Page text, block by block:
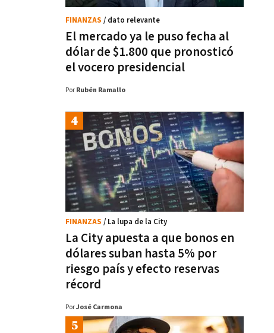
El mercado ya le puso fecha al
dólar de $1.800 que pronosticó
el vocero presidencial
FINANZAS / dato relevante
Por Rubén Ramallo
La City apuesta a que bonos en
dólares suban hasta 5% por
riesgo país y efecto reservas
récord
FINANZAS / La lupa de la City
PorJosé Carmona